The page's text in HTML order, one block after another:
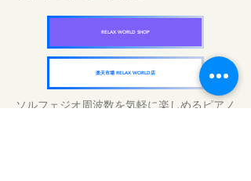
RELAX WORLD SHOP
楽天市場 RELAX WORLD店
ソルフェジオ周波数を気軽に楽しめるピアノ